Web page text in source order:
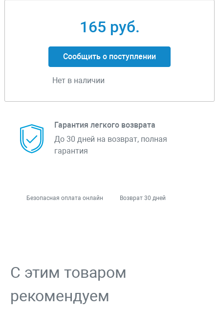
165 руб.
Сообщить о поступлении
Нет в наличии
Гарантия легкого возврата
До 30 дней на возврат, полная
гарантия
Безопасная оплата онлайн Возврат 30 дней
С этим товаром
рекомендуем